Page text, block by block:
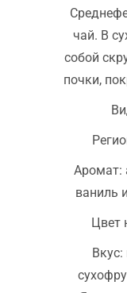
чай. В
собой
почки,
Аромат:
ваниль
Цвет